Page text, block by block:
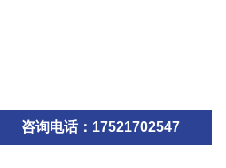
咨询电话：17521702547